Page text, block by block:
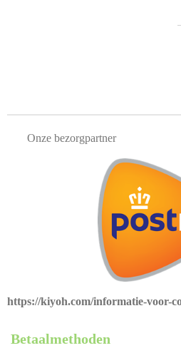
Onze bezorgpartner
https://kiyoh.com/informatie-voor-